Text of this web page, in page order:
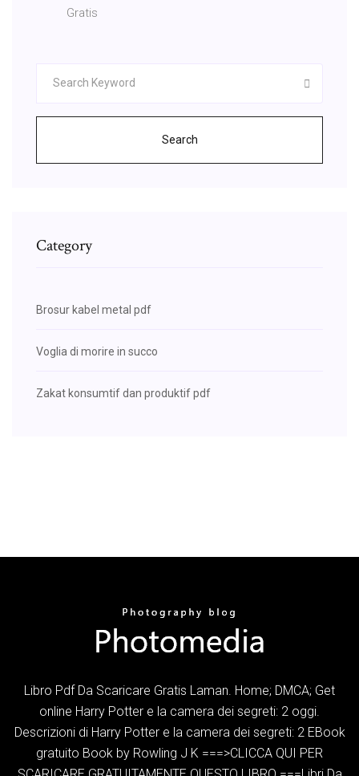
Gratis
Search
Category
Brosur kabel metal pdf
Voglia di morire in succo
Zakat konsumtif dan produktif pdf
Libro Pdf Da Scaricare Gratis Laman. Home; DMCA; Get
online Harry Potter e la camera dei segreti: 2 oggi.
Descrizioni di Harry Potter e la camera dei segreti: 2 EBook
gratuito Book by Rowling J K ===>CLICCA QUI PER